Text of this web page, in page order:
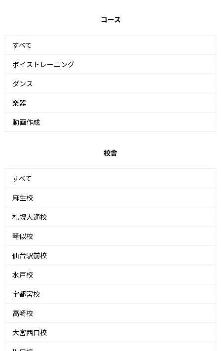
コース
すべて
ボイストレーニング
ダンス
楽器
動画作成
校舎
すべて
麻生校
札幌大通校
琴似校
仙台駅前校
水戸校
宇都宮校
高崎校
大宮西口校